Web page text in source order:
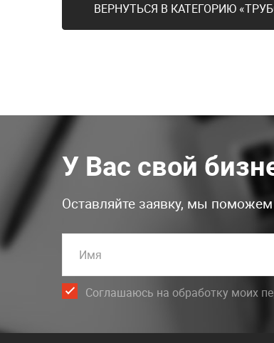
ВЕРНУТЬСЯ В КАТЕГОРИЮ
У Вас свой
Оставляйте заявку, мы
Имя
Соглашаюсь на обработку моих